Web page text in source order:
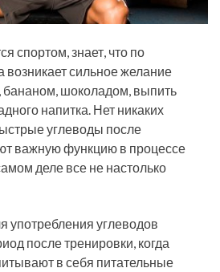
спортом, знает, что по
сильное желание
бананом, шоколадом, выпить
напитка. Нет никаких
углеводы после
важную функцию в процессе
деле все не настолько
углеводов
после тренировки, когда
в себя питательные